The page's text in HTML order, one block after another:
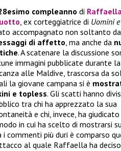
compleanno di
, ex corteggiatrice di Uomini
accompagnato non soltanto da
di affetto, ma anche da
. A scatenare la discussione
immagini pubblicate durante
alle Maldive, trascorsa da
la giovane campana si è
e topless. Gli scatti hanno
tra chi ha apprezzato la sua
e chi, invece, ha giudicato
in cui ha scelto di mostrarsi
i commenti più duri è comparso
al quale Raffaella ha